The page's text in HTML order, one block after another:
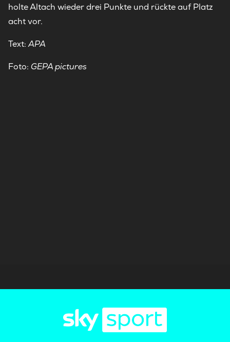
holte Altach wieder drei Punkte und rückte auf Platz
acht vor.
Text:APA
Foto: GEPA pictures